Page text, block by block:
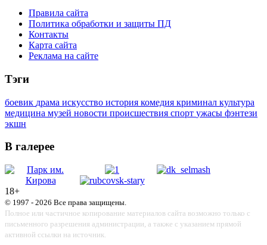
Правила сайта
Политика обработки и защиты ПД
Контакты
Карта сайта
Реклама на сайте
Тэги
боевик драма искусство история комедия криминал культура
медицина музей новости происшествия спорт ужасы фэнтези
экшн
В галерее
18+
© 1997 - 2026 Все права защищены.
Полное или частичное копирование материалов сайта возможно только с
письменного разрешения администрации, а также с указанием прямой
активной ссылки на источник.